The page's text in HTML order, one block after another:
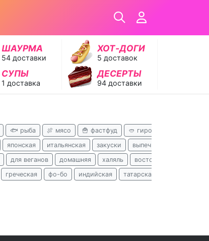
ШАУРМА
54 доставки
ХОТ‑ДОГИ
5 доставок
СУПЫ
1 доставка
ДЕСЕРТЫ
94 доставки
🐟 рыба 🍖 мясо 🍟 фастфуд 🥙 гирос
японская итальянская закуски выпечка
для веганов домашняя халяль восточная
греческая фо-бо индийская татарская